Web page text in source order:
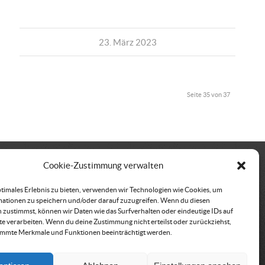
Cookie-Zustimmung verwalten
Erlebnis zu bieten, verwenden wir Technologien wie Cookies, um
zu speichern und/oder darauf zuzugreifen. Wenn du diesen
zustimmst, können wir Daten wie das Surfverhalten oder eindeutige IDs auf
verarbeiten. Wenn du deine Zustimmung nicht erteilst oder zurückziehst,
Merkmale und Funktionen beeinträchtigt werden.
23. März 2023
Seite 35 von 37
der ÖRHB
443
152
Rechnungsadresse
Österreichische
Rettungshundebrigade
1100 Wien